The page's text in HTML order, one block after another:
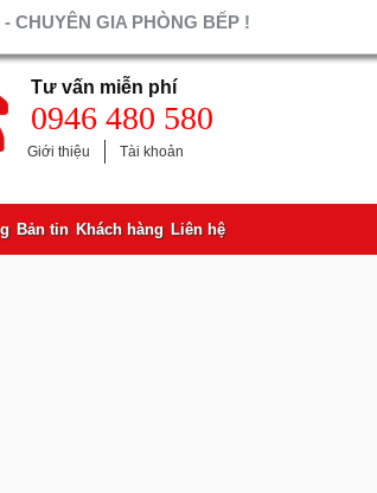
CHUYÊN GIA PHÒNG BẾP !
Tư vấn miễn phí
0946 480 580
Giới thiệu Tài khoản
Bản tin Khách hàng Liên hệ